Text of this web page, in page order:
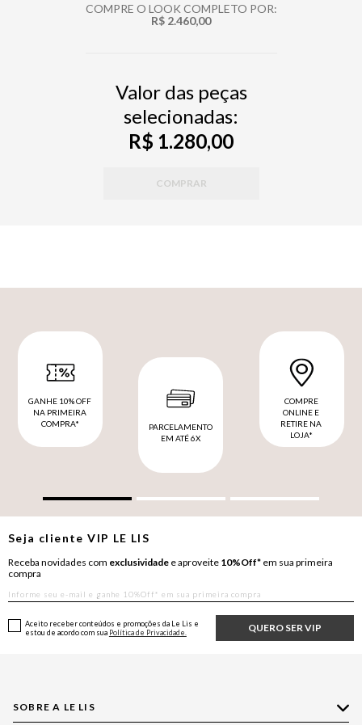
COMPRE O LOOK COMPLETO POR:
R$ 2.460,00
Valor das peças
selecionadas:
R$ 1.280,00
COMPRAR
GANHE 10% OFF
NA PRIMEIRA
COMPRA*
PARCELAMENTO
EM ATÉ 6X
COMPRE
ONLINE E
RETIRE NA
LOJA*
Seja clienteVIP LE LIS
Receba novidades com exclusividade e aproveite 10%Off* em sua primeira
compra
QUERO SER VIP
Aceito receber conteúdos e promoções da Le Lis e
estou de acordo com sua Política de Privacidade.
SOBRE A LE LIS